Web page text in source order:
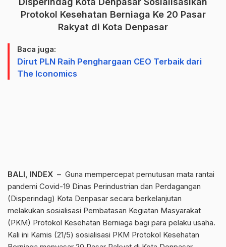
Protokol Kesehatan Berniaga Ke 20 Pasar
Rakyat di Kota Denpasar
Baca juga:
Dirut PLN Raih Penghargaan CEO Terbaik dari
The Iconomics
BALI, INDEX – Guna mempercepat pemutusan mata rantai
pandemi Covid-19 Dinas Perindustrian dan Perdagangan
(Disperindag) Kota Denpasar secara berkelanjutan
melakukan sosialisasi Pembatasan Kegiatan Masyarakat
(PKM) Protokol Kesehatan Berniaga bagi para pelaku usaha.
Kali ini Kamis (21/5) sosialisasi PKM Protokol Kesehatan